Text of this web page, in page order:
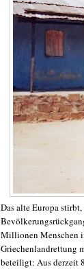
Das alte Europa
Millionen Menschen
Griechenlandrettung
beteiligt: Aus derzeit